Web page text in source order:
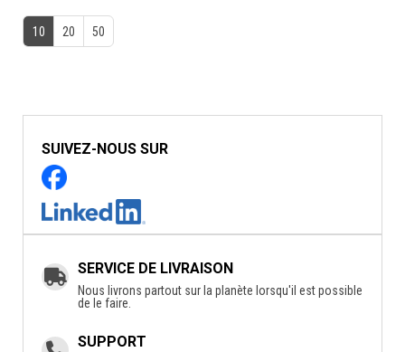
10 20 50
SUIVEZ-NOUS SUR
SERVICE DE LIVRAISON
Nous livrons partout sur la planète lorsqu'il est possible
de le faire.
SUPPORT